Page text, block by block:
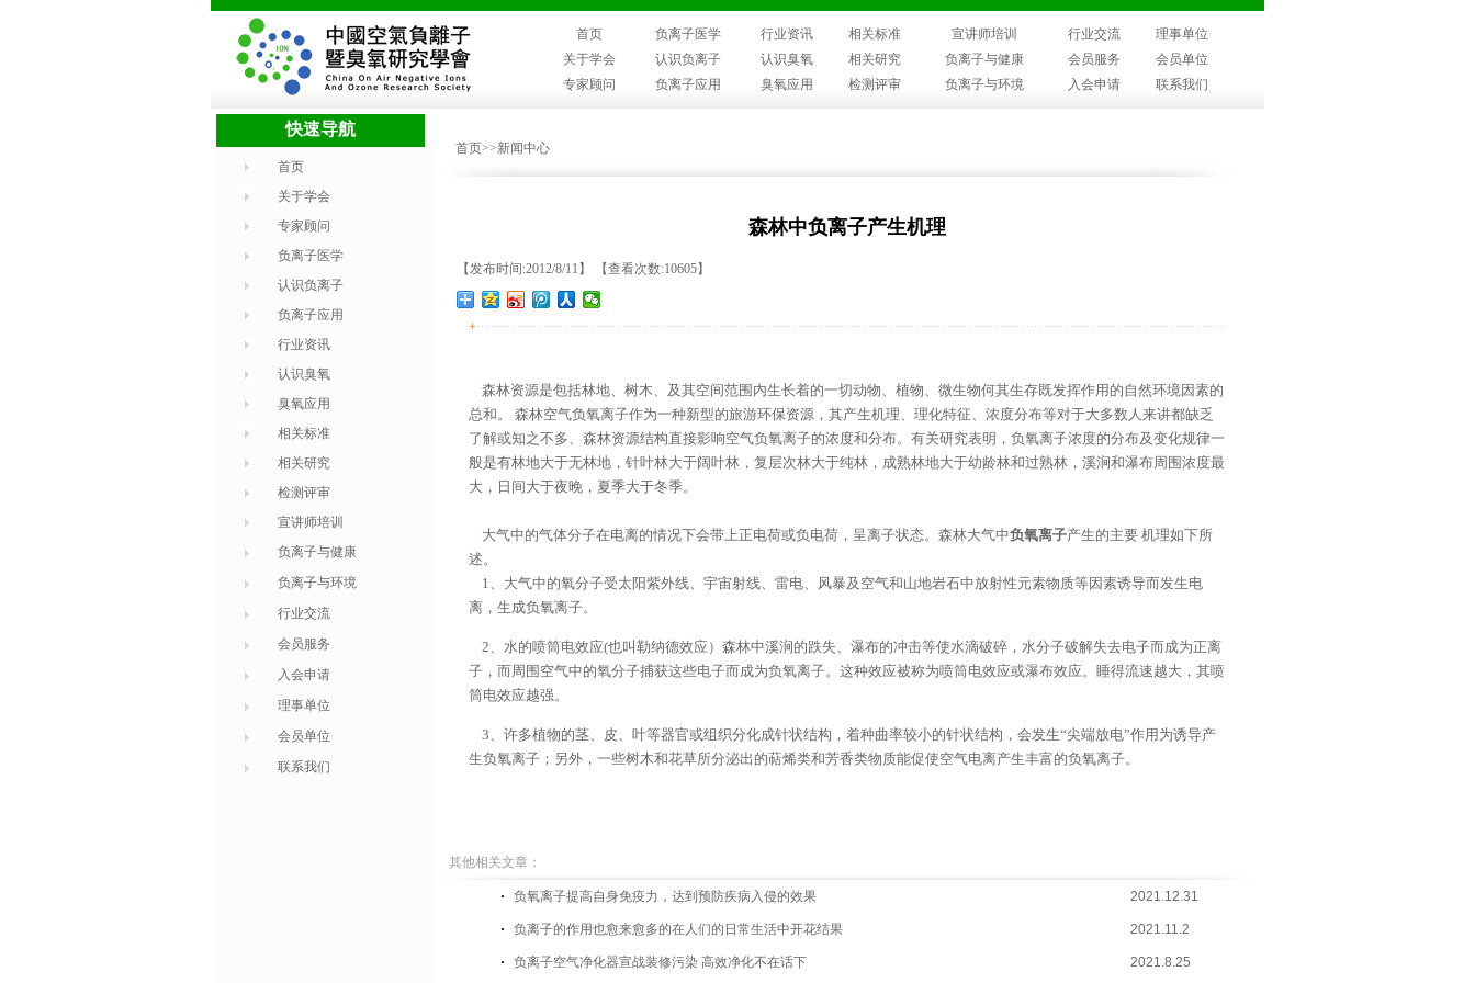
首页 负离子医学 行业资讯 相关标准 宣讲师培训 行业交流
理事单位
关于学会
认识负离子 认识臭氧 相关研究 负离子与健康 会员服务
会员单位
专家顾问
负离子应用 臭氧应用 检测评审 负离子与环境 入会申请 联系我们
快速导航
首页
关于学会
专家顾问
负离子医学
认识负离子
负离子应用
行业资讯
认识臭氧
臭氧应用
相关标准
相关研究
检测评审
宣讲师培训
负离子与健康
负离子与环境
行业交流
会员服务
入会申请
理事单位
会员单位
联系我们
首页>>新闻中心
森林中负离子产生机理
【发布时间:2012/8/11】 【查看次数:10605】
+
森林资源是包括林地、树木、及其空间范围内生长着的一切动物、植物、微生物何其生存既发挥作用的自然环境因素的
总和。 森林空气负氧离子作为一种新型的旅游环保资源，其产生机理、理化特征、浓度分布等对于大多数人来讲都缺乏
了解或知之不多、森林资源结构直接影响空气负氧离子的浓度和分布。有关研究表明，负氧离子浓度的分布及变化规律一
般是有林地大于无林地，针叶林大于阔叶林，复层次林大于纯林，成熟林地大于幼龄林和过熟林，溪涧和瀑布周围浓度最
大，日间大于夜晚，夏季大于冬季。
大气中的气体分子在电离的情况下会带上正电荷或负电荷，呈离子状态。森林大气中负氧离子产生的主要 机理如下所
述。
1、大气中的氧分子受太阳紫外线、宇宙射线、雷电、风暴及空气和山地岩石中放射性元素物质等因素诱导而发生电
离，生成负氧离子。
2、水的喷筒电效应(也叫勒纳德效应）森林中溪涧的跌失、瀑布的冲击等使水滴破碎，水分子破解失去电子而成为正离
子，而周围空气中的氧分子捕获这些电子而成为负氧离子。这种效应被称为喷筒电效应或瀑布效应。睡得流速越大，其喷
筒电效应越强。
3、许多植物的茎、皮、叶等器官或组织分化成针状结构，着种曲率较小的针状结构，会发生“尖端放电”作用为诱导产
生负氧离子；另外，一些树木和花草所分泌出的萜烯类和芳香类物质能促使空气电离产生丰富的负氧离子。
其他相关文章：
负氧离子提高自身免疫力，达到预防疾病入侵的效果 2021.12.31
负离子的作用也愈来愈多的在人们的日常生活中开花结果 2021.11.2
负离子空气净化器宣战装修污染 高效净化不在话下 2021.8.25